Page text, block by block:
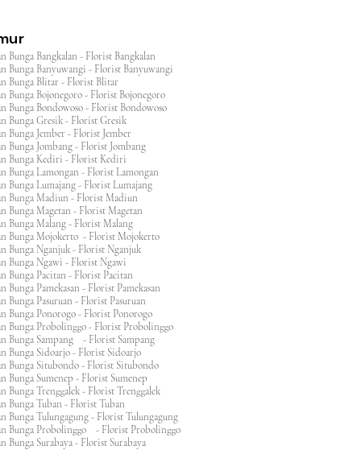
Bunga Bangkalan - Florist Bangkalan
Bunga Banyuwangi - Florist Banyuwangi
Bunga Blitar - Florist Blitar
Bunga Bojonegoro - Florist Bojonegoro
Bunga Bondowoso - Florist Bondowoso
Bunga Gresik - Florist Gresik
Bunga Jember - Florist Jember
Bunga Jombang - Florist Jombang
Bunga Kediri - Florist Kediri
Bunga Lamongan - Florist Lamongan
Bunga Lumajang - Florist Lumajang
Bunga Madiun - Florist Madiun
Bunga Magetan - Florist Magetan
Bunga Malang - Florist Malang
Bunga Mojokerto - Florist Mojokerto
Bunga Nganjuk - Florist Nganjuk
Bunga Ngawi - Florist Ngawi
Bunga Pacitan - Florist Pacitan
Bunga Pamekasan - Florist Pamekasan
Bunga Pasuruan - Florist Pasuruan
Bunga Ponorogo - Florist Ponorogo
Bunga Probolinggo - Florist Probolinggo
Bunga Sampang - Florist Sampang
Bunga Sidoarjo - Florist Sidoarjo
Bunga Situbondo - Florist Situbondo
Bunga Sumenep - Florist Sumenep
Bunga Trenggalek - Florist Trenggalek
Bunga Tuban - Florist Tuban
Bunga Tulungagung - Florist Tulungagung
Bunga Probolinggo - Florist Probolinggo
Bunga Surabaya - Florist Surabaya